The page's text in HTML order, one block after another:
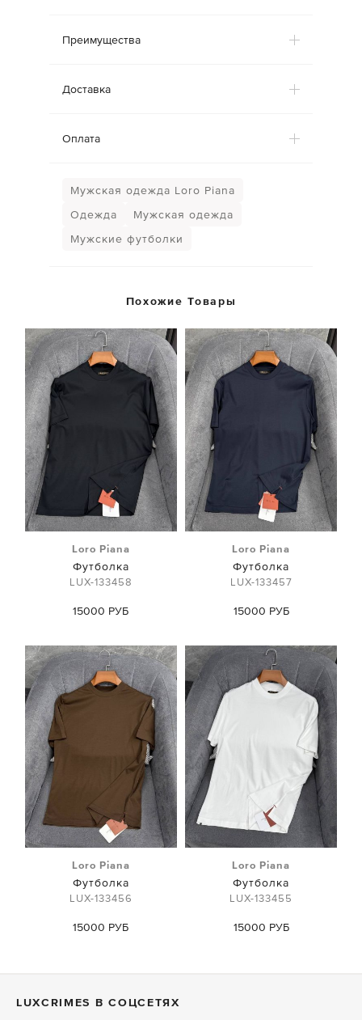
Преимущества
Доставка
Оплата
Мужская одежда Loro Piana
Одежда
Мужская одежда
Мужские футболки
Похожие Товары
Loro Piana
Футболка
LUX-133458
15000 РУБ
Loro Piana
Футболка
LUX-133457
15000 РУБ
Loro Piana
Футболка
LUX-133456
15000 РУБ
Loro Piana
Футболка
LUX-133455
15000 РУБ
LUXСRIMES В СОЦСЕТЯХ